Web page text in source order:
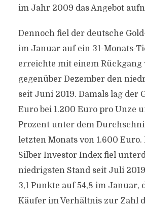
im Jahr 2009 das Angebot
Dennoch fiel der deutsche
im Januar auf ein 31-Monats-
erreichte mit einem Rückgang
gegenüber Dezember den
seit Juni 2019. Damals lag der
Euro bei 1.200 Euro pro Unze
Prozent unter dem
letzten Monats von 1.600 Euro.
Silber Investor Index fiel
niedrigsten Stand seit Juli
3,1 Punkte auf 54,8 im Januar,
Käufer im Verhältnis zur Zahl